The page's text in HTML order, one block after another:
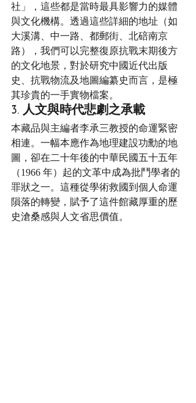
社」，這些都是當時最具影響力的媒體
與文化機構。透過這些詳細的地址（如
大溪溝、中一路、都郵街、北碚南京
路），我們可以完整復原抗戰末期後方
的文化地景，對於研究中國近代出版
史、抗戰物流及地圖編纂史而言，是極
其珍貴的一手實物檔案。
3. 人文與時代悲劇之承載
本藏品與主編者李承三教授的命運緊密
相連。一幅本應作為地理建設功勳的地
圖，卻在二十年後的中華民國五十五年
（1966 年）起的文革中成為批鬥學者的
罪狀之一。這種從學術救國到個人命運
隕落的轉變，賦予了這件館藏厚重的歷
史滄桑感與人文省思價值。